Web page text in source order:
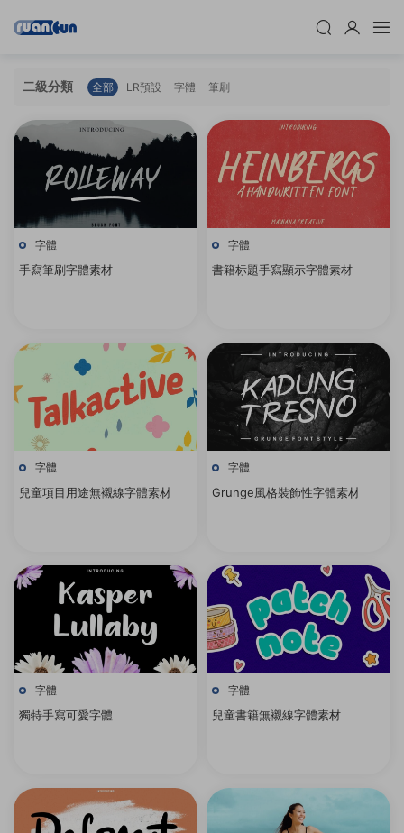
二級分類 全部 LR預設 字體 筆刷
字體
手寫筆刷字體素材
字體
書籍标題手寫顯示字體素材
字體
兒童項目用途無襯線字體素材
字體
Grunge風格裝飾性字體素材
字體
獨特手寫可愛字體
字體
兒童書籍無襯線字體素材